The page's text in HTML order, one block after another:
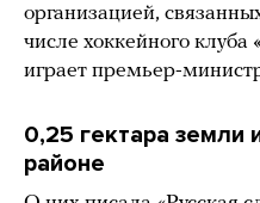
организацией,
числе хоккейного
играет премьер-
0,25 гектара земли
районе